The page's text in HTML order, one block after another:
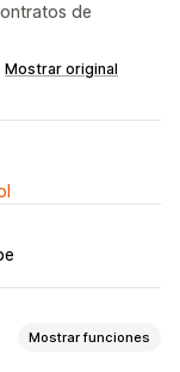
de
Mostrar original
Mostrar funciones